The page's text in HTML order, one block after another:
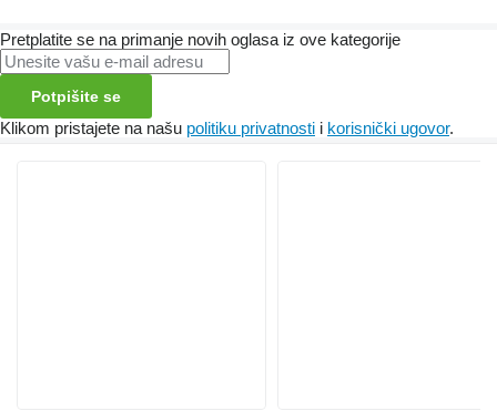
Pretplatite se na primanje novih oglasa iz ove kategorije
Potpišite se
Klikom pristajete na našu politiku privatnosti i korisnički ugovor.